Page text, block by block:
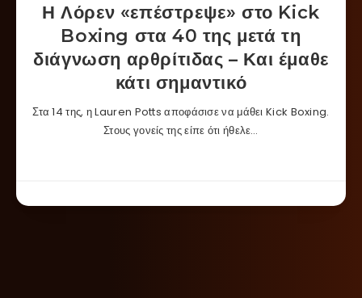
Η Λόρεν «επέστρεψε» στο Kick
Boxing στα 40 της μετά τη
διάγνωση αρθρίτιδας – Και έμαθε
κάτι σημαντικό
Στα 14 της, η Lauren Potts αποφάσισε να μάθει Kick Boxing.
Στους γονείς της είπε ότι ήθελε…